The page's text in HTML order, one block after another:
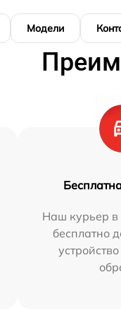
Модели
Наш курьер в
бесплатно